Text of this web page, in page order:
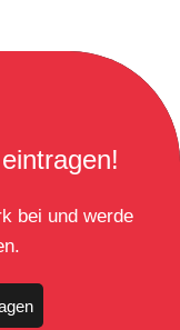
bei und werde